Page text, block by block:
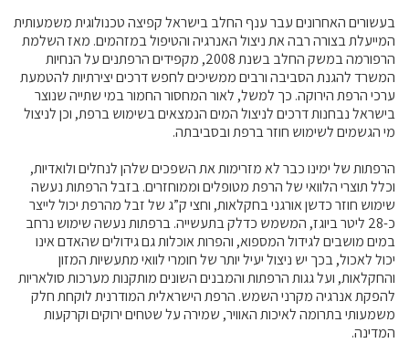
פעילויות ומערכים
סיפורי המשקים
שעת סיפור
ראיונות
ערוץ היו-טיוב שלנו
קרנות מחקר
מידע מדעי על תזונה ובריאות
פרסומי מועצת החלב
סקירת מחקרים
בעשורים האחרונים עבר ענף החלב בישראל קפיצה טכנולוגית משמעותית
המייעלת בצורה רבה את ניצול האנרגיה והטיפול במזהמים. מאז השלמת
הרפורמה במשק החלב בשנת 2008, מקפידים הרפתנים על הנחיות
המשרד להגנת הסביבה ורבים ממשיכים לחפש דרכים יצירתיות להטמעת
ערכי הרפת הירוקה. כך למשל, לאור המחסור החמור במי שתייה שנוצר
בישראל נבחנות דרכים לניצול המים הנמצאים בשימוש ברפת, וכן לניצול
מי הגשמים לשימוש חוזר ברפת ובסביבתה.
הרפתות של ימינו כבר לא מזרימות את השפכים שלהן לנחלים ולואדיות,
וכלל תוצרי הלוואי של הרפת מטופלים וממוחזרים. בזבל הרפתות נעשה
שימוש חוזר כדשן אורגני בחקלאות, וחצי ק”ג של זבל מהרפת יכול לייצר
כ-28 ליטר ביוגז, המשמש כדלק בתעשייה. ברפתות נעשה שימוש נרחב
במים מושבים לגידול המספוא, והפרות אוכלות גם גידולים שהאדם אינו
יכול לאכול, בכך יש ניצול יעיל יותר של חומרי לוואי מתעשיות המזון
והחקלאות, ועל גגות הרפתות והמבנים השונים מותקנות מערכות סולאריות
להפקת אנרגיה מקרני השמש. הרפת הישראלית המודרנית לוקחת חלק
משמעותי בתרומה לאיכות האוויר, שמירה על שטחים ירוקים וקרקעות
המדינה.